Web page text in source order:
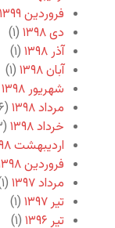
فروردین ۱۳۹۹
دی ۱۳۹۸
(۱)
آذر ۱۳۹۸
(۱)
آبان ۱۳۹۸
(۱)
شهریور ۱۳۹۸
مرداد ۱۳۹۸
(۶)
خرداد ۱۳۹۸
(۳)
اردیبهشت ۱۳۹۸
فروردین ۱۳۹۸
مرداد ۱۳۹۷
(۱)
تیر ۱۳۹۷
(۱)
تیر ۱۳۹۶
(۱)